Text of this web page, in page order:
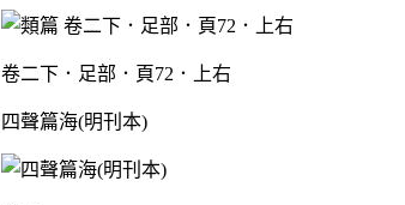
卷二下．足部．頁72．上右
四聲篇海(明刊本)